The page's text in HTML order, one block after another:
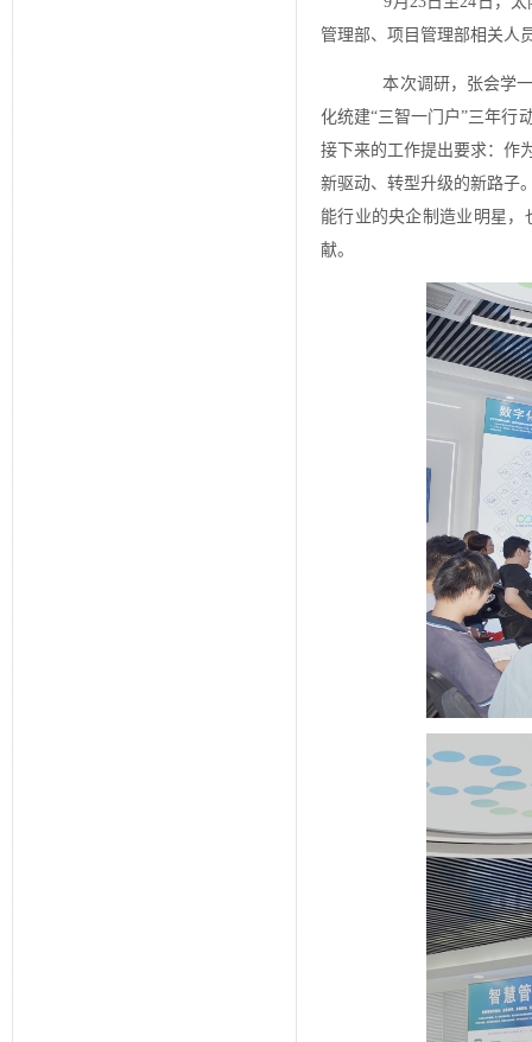
管理部、项目管理部相关
本次调研，张会学一
化统建“三智一门户”三年行
接下来的工作提出要求：作
新驱动、转型升级的新路子
能行业的央企制造业明星
献。